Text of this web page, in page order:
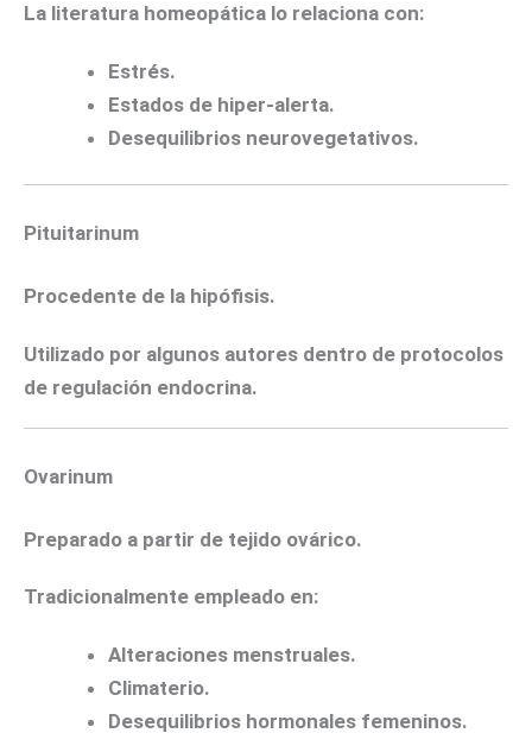
La literatura homeopática lo relaciona con:
Estrés.
Estados de hiper-alerta.
Desequilibrios neurovegetativos.
Pituitarinum
Procedente de la hipófisis.
Utilizado por algunos autores dentro de protocolos
de regulación endocrina.
Ovarinum
Preparado a partir de tejido ovárico.
Tradicionalmente empleado en:
Alteraciones menstruales.
Climaterio.
Desequilibrios hormonales femeninos.